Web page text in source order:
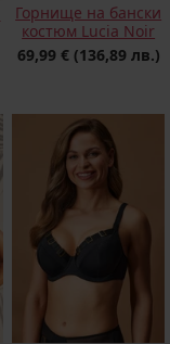
Горнище на бански
костюм Lucia Noir
69,99 € (136,89 лв.)